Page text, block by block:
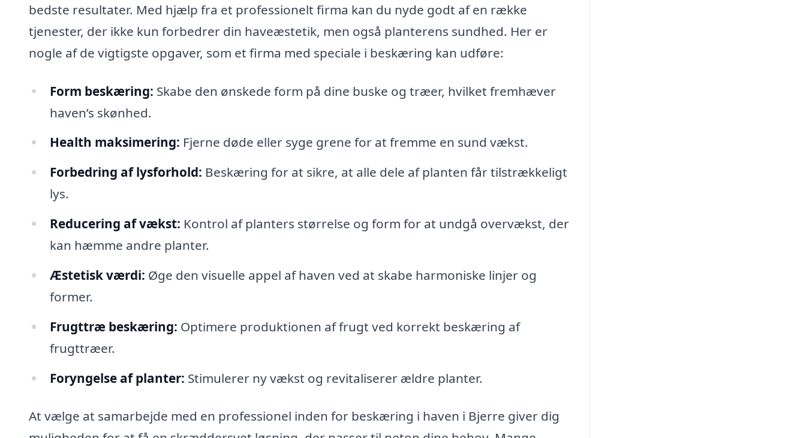
bedste resultater. Med hjælp fra et professionelt firma kan du nyde godt af en række
tjenester, der ikke kun forbedrer din haveæstetik, men også planterens sundhed. Her er
nogle af de vigtigste opgaver, som et firma med speciale i beskæring kan udføre:
Form beskæring: Skabe den ønskede form på dine buske og træer, hvilket fremhæver
haven’s skønhed.
Health maksimering: Fjerne døde eller syge grene for at fremme en sund vækst.
Forbedring af lysforhold: Beskæring for at sikre, at alle dele af planten får tilstrækkeligt
lys.
Reducering af vækst: Kontrol af planters størrelse og form for at undgå overvækst, der
kan hæmme andre planter.
Æstetisk værdi: Øge den visuelle appel af haven ved at skabe harmoniske linjer og
former.
Frugttræ beskæring: Optimere produktionen af frugt ved korrekt beskæring af
frugttræer.
Foryngelse af planter: Stimulerer ny vækst og revitaliserer ældre planter.
At vælge at samarbejde med en professionel inden for beskæring i haven i Bjerre giver dig